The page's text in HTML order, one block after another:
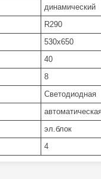
динамический
R290
530x650
40
8
Светодиодная
эл.блок
4